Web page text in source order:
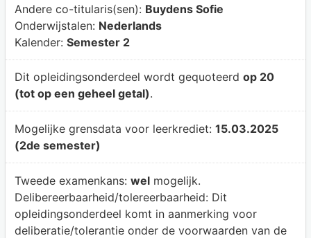
Andere co-titularis(sen): Buydens Sofie
Onderwijstalen: Nederlands
Kalender: Semester 2
Dit opleidingsonderdeel wordt gequoteerd op 20
(tot op een geheel getal).
Mogelijke grensdata voor leerkrediet: 15.03.2025
(2de semester)
Tweede examenkans: welmogelijk.
Delibereerbaarheid/tolereerbaarheid: Dit
opleidingsonderdeel komt in aanmerking voor
deliberatie/tolerantie onder de voorwaarden van de